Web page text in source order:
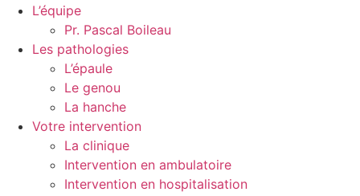
L’équipe
Pr. Pascal Boileau
Les pathologies
L’épaule
Le genou
La hanche
Votre intervention
La clinique
Intervention en ambulatoire
Intervention en hospitalisation